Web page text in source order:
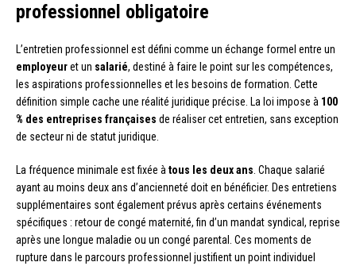
professionnel obligatoire
L’entretien professionnel est défini comme un échange formel entre un
employeuret un salarié, destiné à faire le point sur les compétences,
les aspirations professionnelles et les besoins de formation. Cette
définition simple cache une réalité juridique précise. La loi impose à 100
% des entreprises françaises de réaliser cet entretien, sans exception
de secteur ni de statut juridique.
La fréquence minimale est fixée à tous les deux ans . Chaque salarié
ayant au moins deux ans d’ancienneté doit en bénéficier. Des entretiens
supplémentaires sont également prévus après certains événements
spécifiques : retour de congé maternité, fin d’un mandat syndical, reprise
après une longue maladie ou un congé parental. Ces moments de
rupture dans le parcours professionnel justifient un point individuel